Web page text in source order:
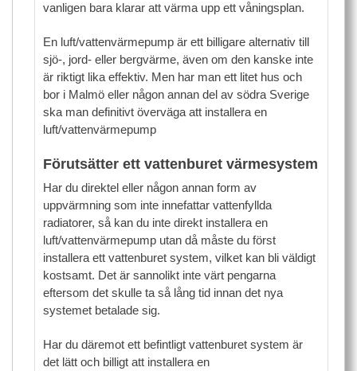
vanligen bara klarar att värma upp ett våningsplan.
En luft/vattenvärmepump är ett billigare alternativ till
sjö-, jord- eller bergvärme, även om den kanske inte
är riktigt lika effektiv. Men har man ett litet hus och
bor i Malmö eller någon annan del av södra Sverige
ska man definitivt överväga att installera en
luft/vattenvärmepump
Förutsätter ett vattenburet värmesystem
Har du direktel eller någon annan form av
uppvärmning som inte innefattar vattenfyllda
radiatorer, så kan du inte direkt installera en
luft/vattenvärmepump utan då måste du först
installera ett vattenburet system, vilket kan bli väldigt
kostsamt. Det är sannolikt inte värt pengarna
eftersom det skulle ta så lång tid innan det nya
systemet betalade sig.
Har du däremot ett befintligt vattenburet system är
det lätt och billigt att installera en